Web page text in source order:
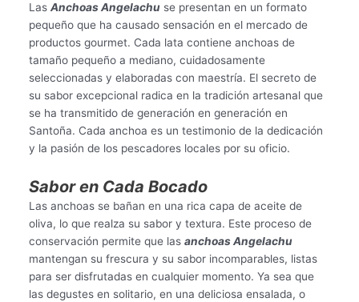
Las Anchoas Angelachu se presentan en un formato
pequeño que ha causado sensación en el mercado de
productos gourmet. Cada lata contiene anchoas de
tamaño pequeño a mediano, cuidadosamente
seleccionadas y elaboradas con maestría. El secreto de
su sabor excepcional radica en la tradición artesanal que
se ha transmitido de generación en generación en
Santoña. Cada anchoa es un testimonio de la dedicación
y la pasión de los pescadores locales por su oficio.
Sabor en Cada Bocado
Las anchoas se bañan en una rica capa de aceite de
oliva, lo que realza su sabor y textura. Este proceso de
conservación permite que las anchoas Angelachu
mantengan su frescura y su sabor incomparables, listas
para ser disfrutadas en cualquier momento. Ya sea que
las degustes en solitario, en una deliciosa ensalada, o